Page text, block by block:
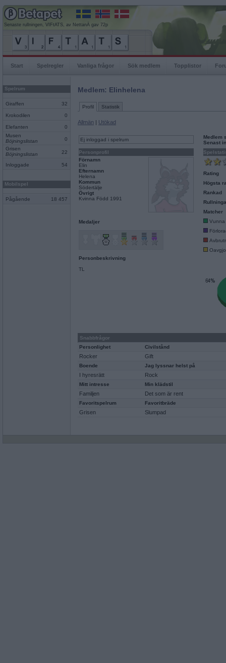
Senaste rullningen, VIFtATS, av NettanÄ gav 72p
Start Spelregler Vanliga frågor Sök medlem Topplistor
Spelrum
Giraffen 32
Krokodilen 0
Elefanten
0
Musen
Böjningslistan
0
Grisen
Böjningslistan
22
Inloggade 54
Mobilspel
Pågående 18 457
Medlem: Elinhelena
Profil Statistik
Allmän | Utökad
Ej inloggad i spelrum
Personprofil
Förnamn
Elin
Efternamn
Helena
Kommun
Södertälje
Övrigt
Kvinna Född 1991
Medaljer
Personbeskrivning
TL
Medlem
Senast
Rating
Högsta
Rankad
Matcher
Vunna
Snabbfrågor
Personlighet
Civilstånd
Rocker Gift
Boende Jag lyssnar helst på
I hyresrätt Rock
Mitt intresse Min klädstil
Familjen Det som är rent
Favoritspelrum Favoritbräde
Grisen Slumpad